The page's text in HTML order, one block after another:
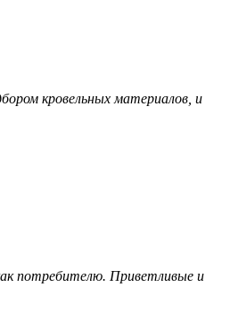
кровельных материалов, и
потребителю. Приветливые и